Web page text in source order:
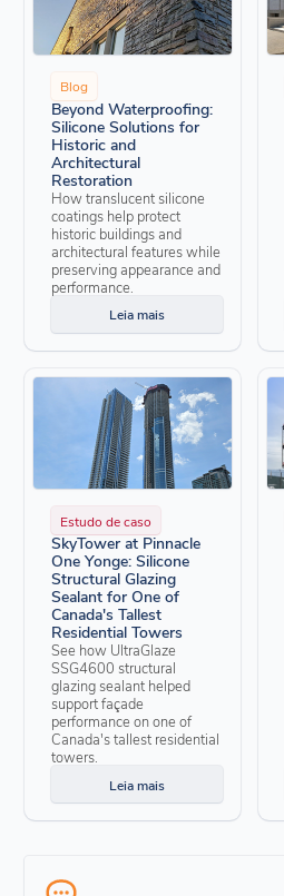
Blog
Beyond Waterproofing:
Silicone Solutions for
Historic and
Architectural
Restoration
How translucent silicone
coatings help protect
historic buildings and
architectural features while
preserving appearance and
performance.
Leia mais
Estudo de caso
SkyTower at Pinnacle
One Yonge: Silicone
Structural Glazing
Sealant for One of
Canada's Tallest
Residential Towers
See how UltraGlaze
SSG4600 structural
glazing sealant helped
support façade
performance on one of
Canada's tallest residential
towers.
Leia mais